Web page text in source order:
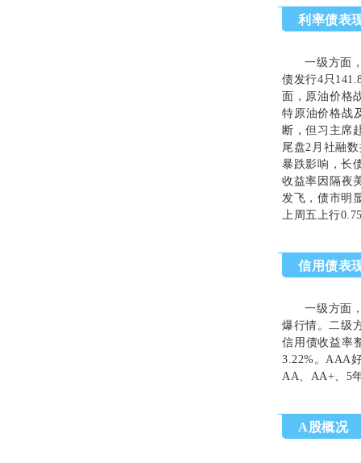
利率债表
一级方面
债发行4只
面，原油价格
特原油价格战
断，但习主席
尾盘2 月社融
暴跌影响，长
收益率因隔夜
发飞，债市明
上周五上行
信用债表
一级方面
爆行情。二级
信用债收益率
3.22%。AAA
AA、 AA+、 5
A股概况